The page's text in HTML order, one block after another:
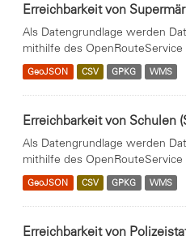
Erreichbarkeit von
Als Datengrundlage werden
mithilfe des
GeoJSON CSV GPKG WMS
Erreichbarkeit von Schulen
Als Datengrundlage werden
mithilfe des
GeoJSON CSV GPKG WMS
Erreichbarkeit von